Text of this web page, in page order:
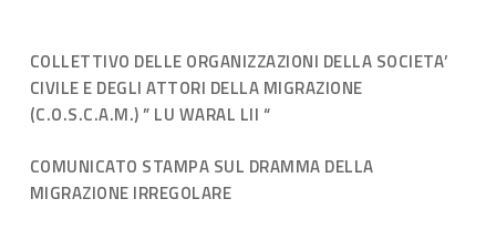
COLLETTIVO DELLE ORGANIZZAZIONI DELLA SOCIETA’
CIVILE E DEGLI ATTORI DELLA MIGRAZIONE
(C.O.S.C.A.M.) ” LU WARAL LII “
COMUNICATO STAMPA SUL DRAMMA DELLA
MIGRAZIONE IRREGOLARE